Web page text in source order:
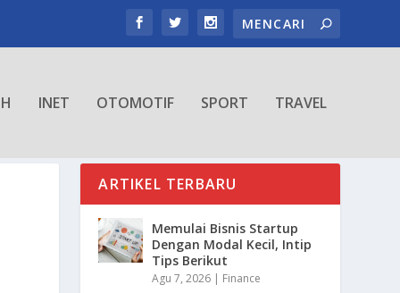
INET OTOMOTIF SPORT TRAVEL
ARTIKEL TERBARU
Memulai Bisnis Startup
Dengan Modal Kecil, Intip
Tips Berikut
Agu 7, 2026 | Finance